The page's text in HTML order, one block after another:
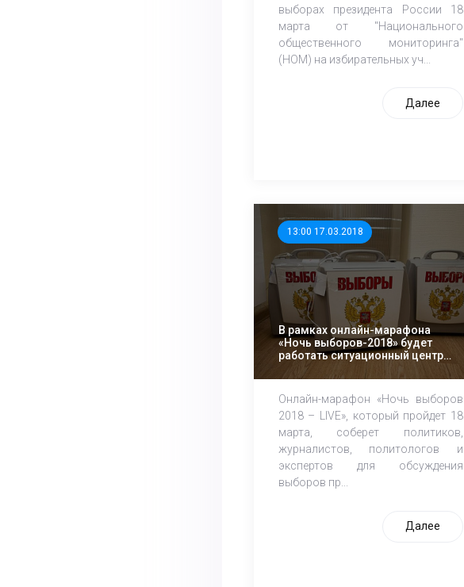
выборах президента России 18
марта от "Национального
общественного мониторинга"
(НОМ) на избирательных уч...
Далее
13:00 17.03.2018
В рамках онлайн-марафона
«Ночь выборов-2018» будет
работать ситуационный центр
Онлайн-марафон «Ночь выборов
2018 – LIVE», который пройдет 18
марта, соберет политиков,
журналистов, политологов и
экспертов для обсуждения
выборов пр...
Далее